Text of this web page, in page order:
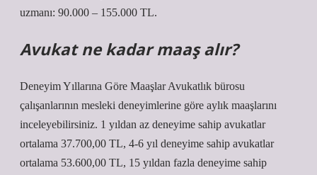
uzmanı: 90.000 – 155.000 TL.
Avukat ne kadar maaş alır?
Deneyim Yıllarına Göre Maaşlar Avukatlık bürosu
çalışanlarının mesleki deneyimlerine göre aylık maaşlarını
inceleyebilirsiniz. 1 yıldan az deneyime sahip avukatlar
ortalama 37.700,00 TL, 4-6 yıl deneyime sahip avukatlar
ortalama 53.600,00 TL, 15 yıldan fazla deneyime sahip